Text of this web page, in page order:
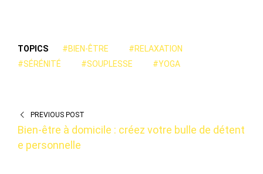
TOPICS #BIEN-ÊTRE
#RELAXATION
#SÉRÉNITÉ
#SOUPLESSE #YOGA
PREVIOUS POST
Bien-être à domicile : créez votre bulle de détent
e personnelle